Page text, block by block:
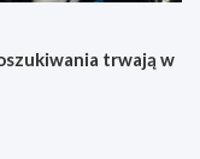
trwają w